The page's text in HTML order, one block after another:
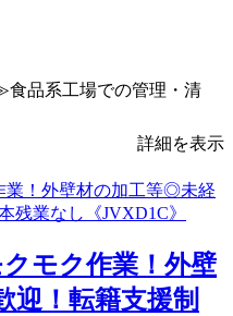
品系工場での管理・清
詳細を表示
モク作業！外壁
！転籍支援制